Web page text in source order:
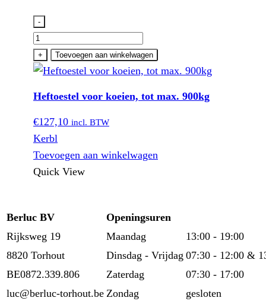
-
Heftoestel
voor
koeien,
max.
900kg
aantal
+ Toevoegen aan winkelwagen
Heftoestel voor koeien, tot max. 900kg
€127,10 incl. BTW
Kerbl
Toevoegen aan winkelwagen
Quick View
Berluc BV
Openingsuren
Rijksweg 19
Maandag
13:00 - 19:00
8820 Torhout
Dinsdag - Vrijdag 07:30 - 12:00 &
BE0872.339.806
Zaterdag
07:30 - 17:00
luc@berluc-torhout.be Zondag gesloten